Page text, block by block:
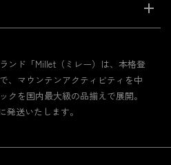
ンド「Millet（ミレー）は、本格登
、マウンテンアクティビティを中
クを国内最大級の品揃えで展開。
発送いたします。